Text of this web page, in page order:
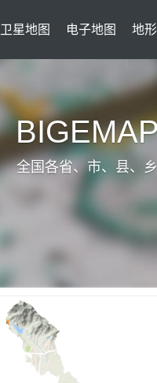
卫星地图 电子地图 地
全国各省、市、县、